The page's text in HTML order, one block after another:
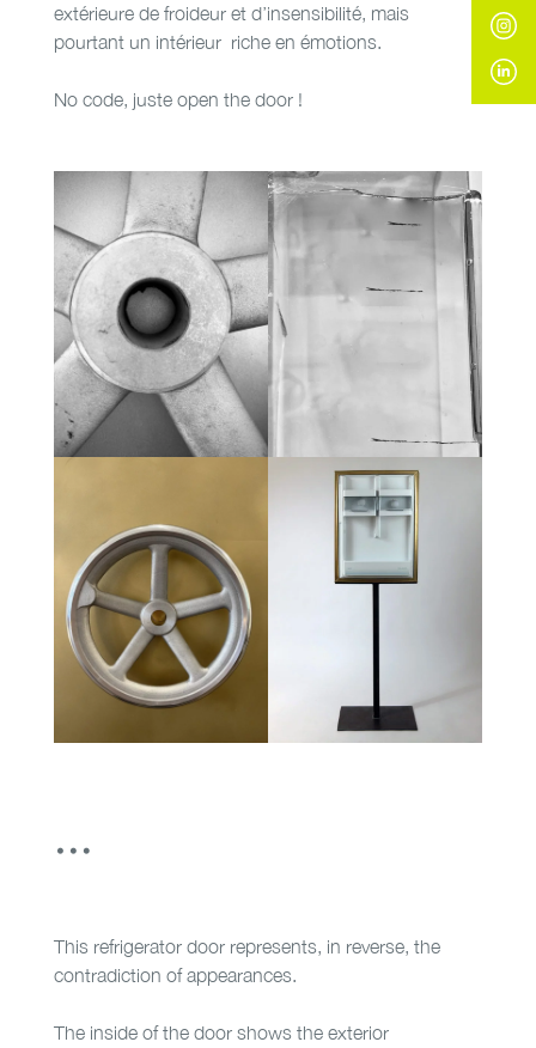
extérieure de froideur et d’insensibilité, mais
pourtant un intérieur riche en émotions.
No code, juste open the door !
…
This refrigerator door represents, in reverse, the
contradiction of appearances.
The inside of the door shows the exterior